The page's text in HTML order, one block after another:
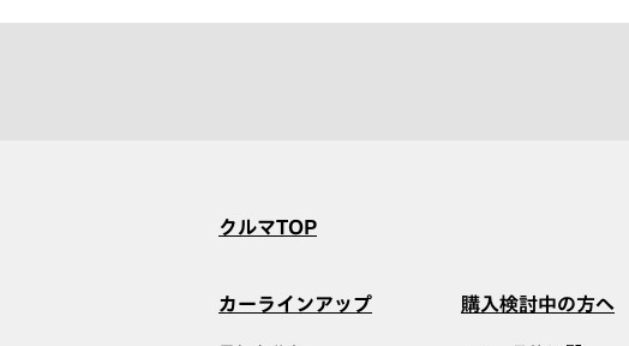
クルマTOP
カーラインアップ 購入検討中の方へ